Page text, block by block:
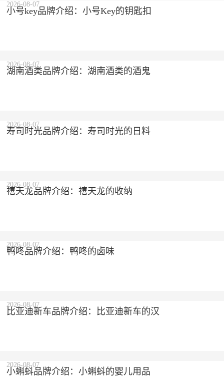
小号key品牌介绍：小号Key的钥匙扣
2026-08-07
湖南酒类品牌介绍：湖南酒类的酒鬼
2026-08-07
寿司时光品牌介绍：寿司时光的日料
2026-08-07
禧天龙品牌介绍：禧天龙的收纳
2026-08-07
鸭咚品牌介绍：鸭咚的卤味
2026-08-07
比亚迪新车品牌介绍：比亚迪新车的汉
2026-08-07
小蝌蚪品牌介绍：小蝌蚪的婴儿用品
2026-08-07